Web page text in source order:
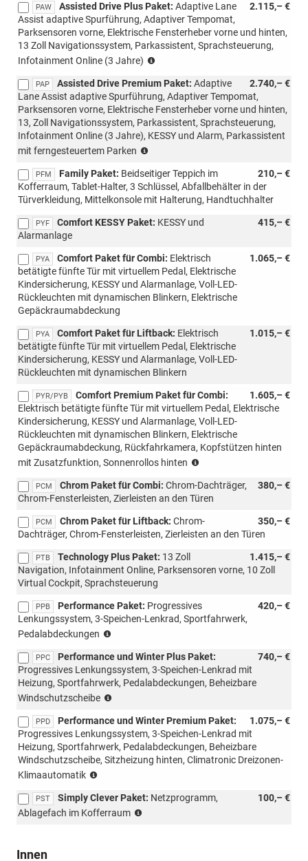
PAW 2.115,– €
Assisted Drive Plus Paket: Adaptive Lane
Assist adaptive Spurführung, Adaptiver Tempomat,
Parksensoren vorne, Elektrische Fensterheber vorne und hinten,
13 Zoll Navigationssystem, Parkassistent, Sprachsteuerung,
Infotainment Online (3 Jahre)
Loft
kombinierbar)
PAP 2.740,– €
Assisted Drive Premium Paket: Adaptive
Lane Assist adaptive Spurführung, Adaptiver Tempomat,
Parksensoren vorne, Elektrische Fensterheber vorne und hinten,
13, Zoll Navigationssystem, Parkassistent, Sprachsteuerung,
Infotainment Online (3 Jahre), KESSY und Alarm, Parkassistent
mit ferngesteuertem Parken
Loft
kombinierbar,
nur
AP)
PFM 210,– €
Family Paket: Beidseitiger Teppich im
Kofferraum, Tablet-Halter, 3 Schlüssel, Abfallbehälter in der
Türverkleidung, Mittelkonsole mit Halterung, Handtuchhalter
PYF 415,– €
Comfort KESSY Paket: KESSY und
Alarmanlage
PYA 1.065,– €
Comfort Paket für Combi: Elektrisch
betätigte fünfte Tür mit virtuellem Pedal, Elektrische
Kindersicherung, KESSY und Alarmanlage, Voll-LED-
Rückleuchten mit dynamischen Blinkern, Elektrische
Gepäckraumabdeckung
PYA 1.015,– €
Comfort Paket für Liftback: Elektrisch
betätigte fünfte Tür mit virtuellem Pedal, Elektrische
Kindersicherung, KESSY und Alarmanlage, Voll-LED-
Rückleuchten mit dynamischen Blinkern
PYR/PYB 1.605,– €
Comfort Premium Paket für Combi:
Elektrisch betätigte fünfte Tür mit virtuellem Pedal, Elektrische
Kindersicherung, KESSY und Alarmanlage, Voll-LED-
Rückleuchten mit dynamischen Blinkern, Elektrische
Gepäckraumabdeckung, Rückfahrkamera, Kopfstützen hinten
mit Zusatzfunktion, Sonnenrollos hinten
Sportline,
nur
Kombi)
PCM 380,– €
Chrom Paket für Combi: Chrom-Dachträger,
Chrom-Fensterleisten, Zierleisten an den Türen
PCM 350,– €
Chrom Paket für Liftback: Chrom-
Dachträger, Chrom-Fensterleisten, Zierleisten an den Türen
PTB 1.415,– €
Technology Plus Paket: 13 Zoll
Navigation, Infotainment Online, Parksensoren vorne, 10 Zoll
Virtual Cockpit, Sprachsteuerung
PPB 420,– €
Performance Paket: Progressives
Lenkungssystem, 3-Speichen-Lenkrad, Sportfahrwerk,
Pedalabdeckungen
mit
PWM/PWN,
Loft)
PPC 740,– €
Performance und Winter Plus Paket:
Progressives Lenkungssystem, 3-Speichen-Lenkrad mit
Heizung, Sportfahrwerk, Pedalabdeckungen, Beheizbare
Windschutzscheibe
Loft
möglich)
PPD 1.075,– €
Performance und Winter Premium Paket:
Progressives Lenkungssystem, 3-Speichen-Lenkrad mit
Heizung, Sportfahrwerk, Pedalabdeckungen, Beheizbare
Windschutzscheibe, Sitzheizung hinten, Climatronic Dreizonen-
Klimaautomatik
Loft
möglich)
PST 100,– €
Simply Clever Paket: Netzprogramm,
Ablagefach im Kofferraum
Innen